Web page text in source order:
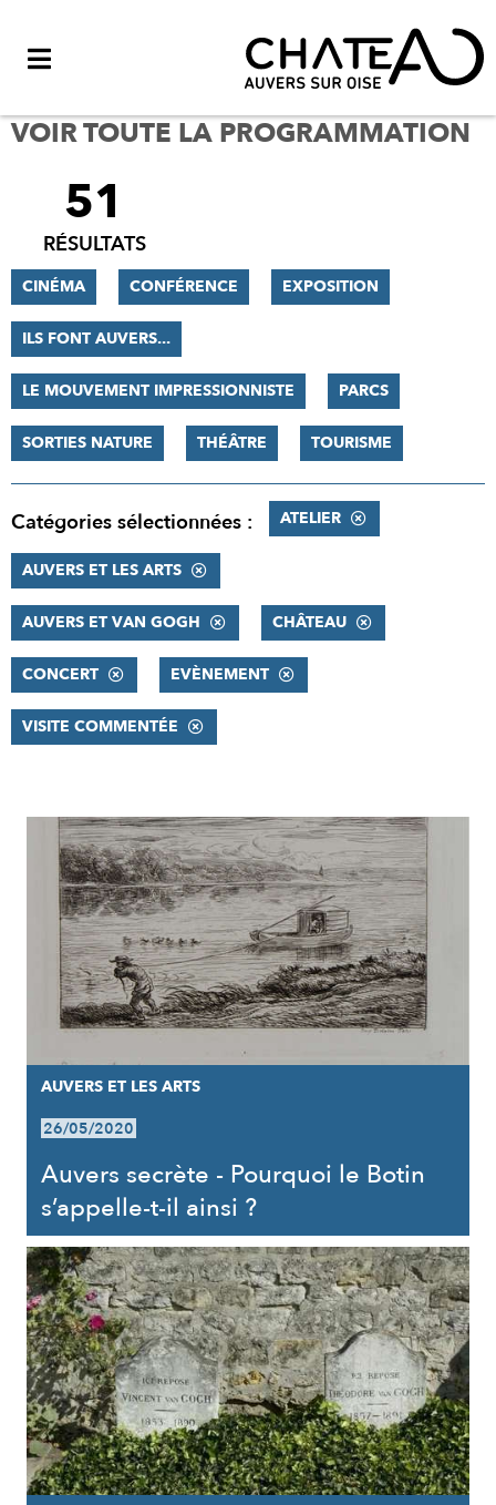
VOIR TOUTE LA PROGRAMMATION
FILTRER
RÉSULTATS
51
RÉSULTATS
CINÉMA CONFÉRENCE EXPOSITION
ILS FONT AUVERS...
LE MOUVEMENT IMPRESSIONNISTE PARCS
SORTIES NATURE THÉÂTRE TOURISME
Catégories sélectionnées : ATELIER
AUVERS ET LES ARTS
AUVERS ET VAN GOGH CHÂTEAU
CONCERT EVÈNEMENT
VISITE COMMENTÉE
RÉSULTATS
AUVERS ET LES ARTS
26/05/2020
Auvers secrète - Pourquoi le Botin
s’appelle-t-il ainsi ?